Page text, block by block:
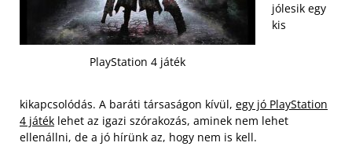
PlayStation 4 játék
jólesik egy
kis
kikapcsolódás. A baráti társaságon kívül, egy jó PlayStation
4 játék lehet az igazi szórakozás, aminek nem lehet
ellenállni, de a jó hírünk az, hogy nem is kell.